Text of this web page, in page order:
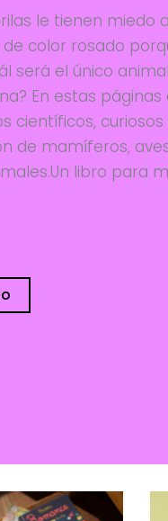
le tienen miedo
color rosado
será el único
En estas
científicos, curiosos
de mamíferos,
libro para